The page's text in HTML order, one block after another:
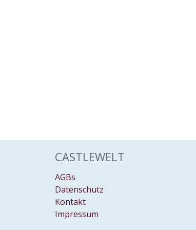
CASTLEWELT
AGBs
Datenschutz
Kontakt
Impressum